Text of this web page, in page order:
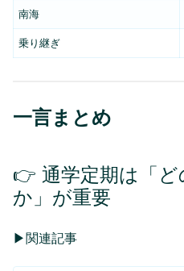
南海
乗り継ぎ
一言まとめ
👉 通学定期は「ど
か」が重要
▶関連記事